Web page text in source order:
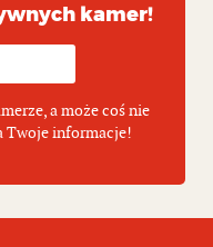
kamer!
a może coś nie
Twoje informacje!